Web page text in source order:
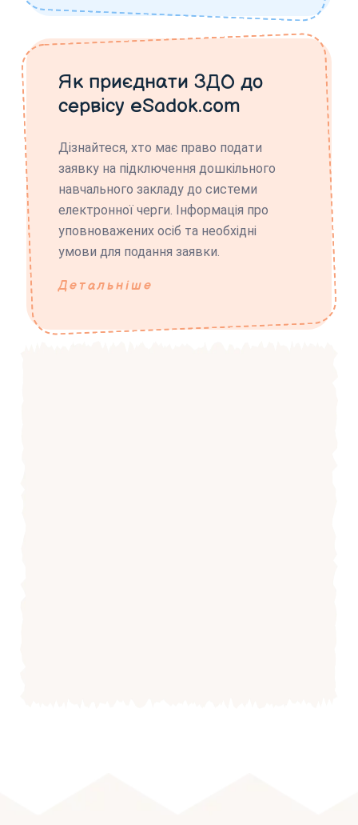
Як приєднати ЗДО до
сервісу eSadok.com
Дізнайтеся, хто має право подати
заявку на підключення дошкільного
навчального закладу до системи
електронної черги. Інформація про
уповноважених осіб та необхідні
умови для подання заявки.
Детальніше